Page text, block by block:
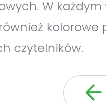
W
kolorowe
czytelników.